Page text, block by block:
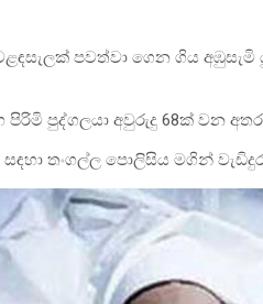
පවත්වා ගෙන ගිය අඹුසැමි
පිරිමි පුද්ගලයා අවුරුදු 68ක් වන
තංගල්ල පොලිසිය මගින්